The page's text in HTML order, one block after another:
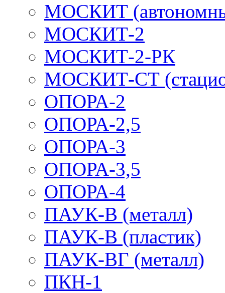
МОСКИТ
МОСКИТ-2
МОСКИТ-2-РК
МОСКИТ-СТ
ОПОРА-2
ОПОРА-2,5
ОПОРА-3
ОПОРА-3,5
ОПОРА-4
ПАУК-В (металл)
ПАУК-В (пластик)
ПАУК-ВГ (металл)
ПКН-1